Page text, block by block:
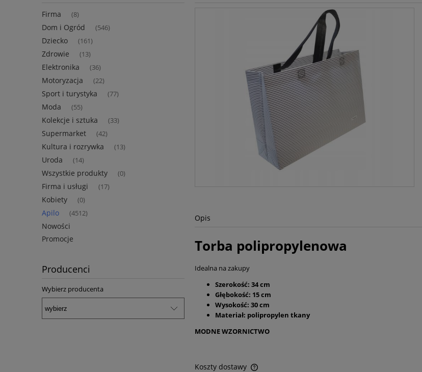
Firma (8)
Dom i Ogród (546)
Dziecko (161)
Zdrowie (13)
Elektronika (36)
Motoryzacja (22)
Sport i turystyka (77)
Moda (55)
Kolekcje i sztuka (33)
Supermarket (42)
Kultura i rozrywka (13)
Uroda (14)
Wszystkie produkty (0)
Firma i usługi (17)
Kobiety (0)
Apilo (4512)
Nowości
Promocje
Producenci
Wybierz producenta
Opis
Torba polipropylenowa
Idealna na zakupy
Szerokość: 34 cm
Głębokość: 15 cm
Wysokość: 30 cm
Materiał: polipropylen tkany
MODNE WZORNICTWO
Koszty dostawy